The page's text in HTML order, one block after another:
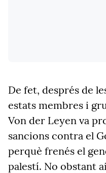
De fet, després de
estats membres i
Von der Leyen va
sancions contra el
perquè frenés el
palestí. No obstant